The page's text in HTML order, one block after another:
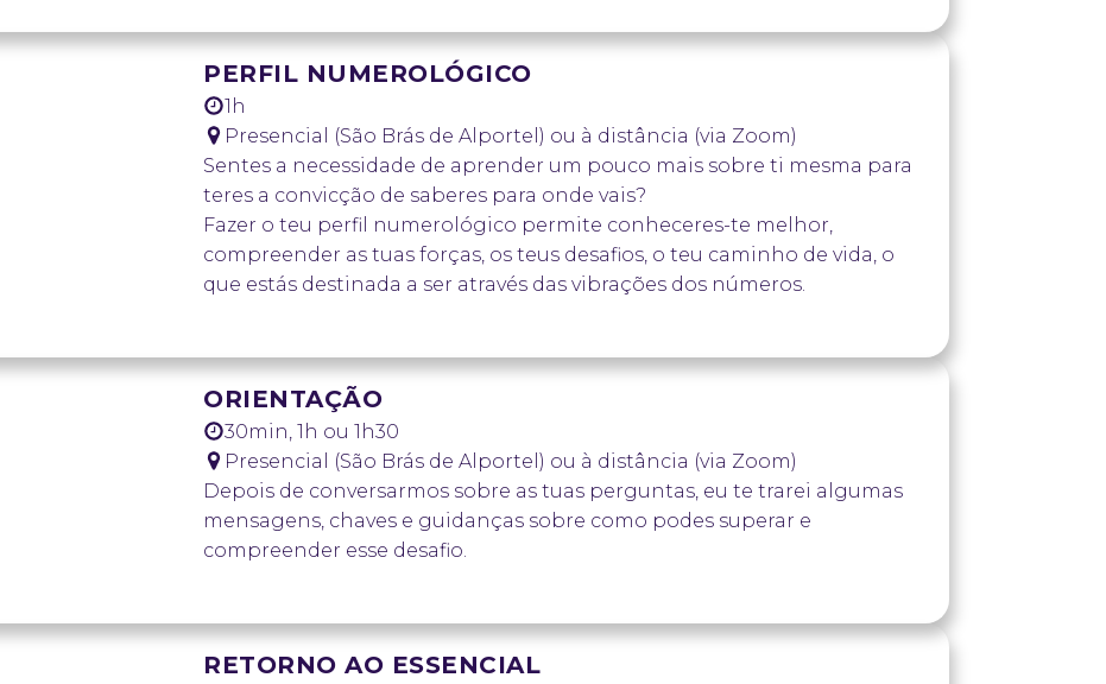
15 min de restituição com um áudio e um visual.
AGENDAR SESSÃO
PERFIL NUMEROLÓGICO
1h
Presencial (São Brás de Alportel) ou à distância (via Zoom)
Sentes a necessidade de aprender um pouco mais sobre ti mesma para
teres a convicção de saberes para onde vais?
Fazer o teu perfil numerológico permite conheceres-te melhor,
compreender as tuas forças, os teus desafios, o teu caminho de vida, o
que estás destinada a ser através das vibrações dos números.
Opção 2:o estudo (45min) + a restituição + livrinho de resumo (15min) +
uma pulseira de caminho de vida ou do ano.
AGENDAR SESSÃO
ORIENTAÇÃO
30min, 1h ou 1h30
Presencial (São Brás de Alportel) ou à distância (via Zoom)
Depois de conversarmos sobre as tuas perguntas, eu te trarei algumas
mensagens, chaves e guidanças sobre como podes superar e
compreender esse desafio.
Profissional;
Outros temas.
RETORNO AO ESSENCIAL